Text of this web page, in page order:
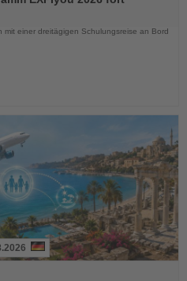
einer dreitägigen Schulungsreise an Bord